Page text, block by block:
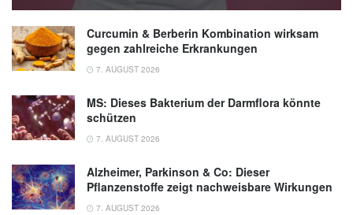
Curcumin & Berberin Kombination wirksam
gegen zahlreiche Erkrankungen
7. AUGUST 2026
MS: Dieses Bakterium der Darmflora könnte
schützen
7. AUGUST 2026
Alzheimer, Parkinson & Co: Dieser
Pflanzenstoffe zeigt nachweisbare Wirkungen
7. AUGUST 2026